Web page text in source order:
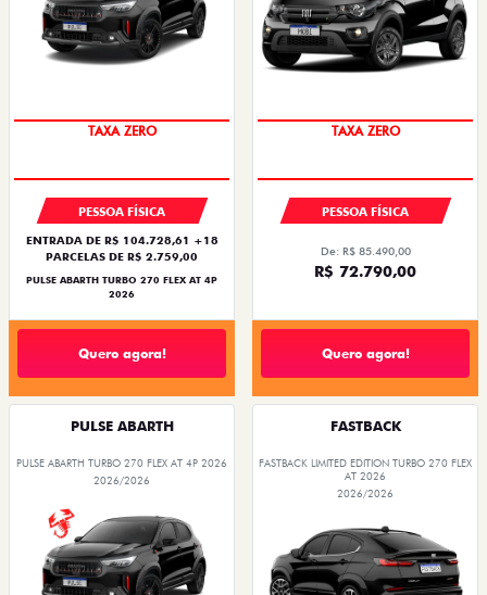
TAXA ZERO
PESSOA FÍSICA
ENTRADA DE R$ 104.728,61 +18
PARCELAS DE R$ 2.759,00
PULSE ABARTH TURBO 270 FLEX AT 4P
2026
Quero agora!
TAXA ZERO
PESSOA FÍSICA
De: R$ 85.490,00
R$ 72.790,00
Quero agora!
PULSE ABARTH
PULSE ABARTH TURBO 270 FLEX AT 4P 2026
2026/2026
FASTBACK
FASTBACK LIMITED EDITION TURBO 270 FLEX
AT 2026
2026/2026